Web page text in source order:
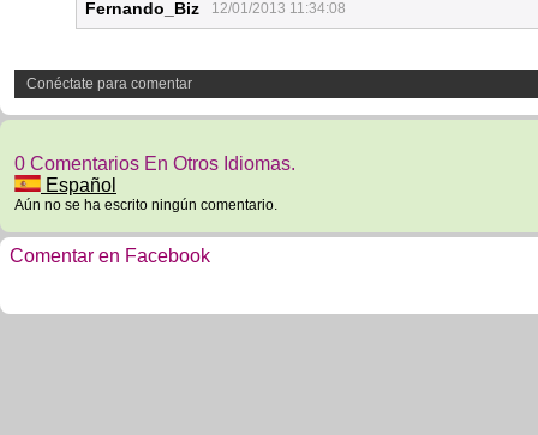
Fernando_Biz 12/01/2013 11:34:08
Conéctate para comentar
0 Comentarios En Otros Idiomas.
Español
Aún no se ha escrito ningún comentario.
Comentar en Facebook